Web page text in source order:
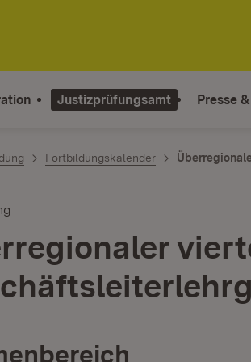
Justizprüfungsamt Presse
Fortbildungskalender